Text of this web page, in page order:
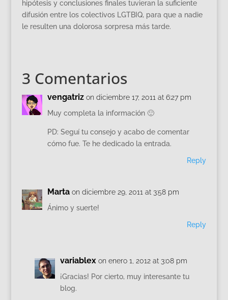
hipótesis y conclusiones finales tuvieran la suficiente
difusión entre los colectivos LGTBIQ, para que a nadie
le resulten una dolorosa sorpresa más tarde.
3 Comentarios
vengatriz on diciembre 17, 2011 at 6:27 pm
Muy completa la información 🙂
PD: Seguí tu consejo y acabo de comentar
cómo fue. Te he dedicado la entrada.
Reply
Marta on diciembre 29, 2011 at 3:58 pm
Ánimo y suerte!
Reply
variablex on enero 1, 2012 at 3:08 pm
¡Gracias! Por cierto, muy interesante tu
blog.